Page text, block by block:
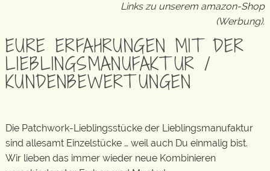
Links zu unserem amazon-Shop
(Werbung).
EURE ERFAHRUNGEN MIT DER
LIEBLINGSMANUFAKTUR /
KUNDENBEWERTUNGEN
Die Patchwork-Lieblingsstücke der Lieblingsmanufaktur
sind allesamt Einzelstücke … weil auch Du einmalig bist.
Wir lieben das immer wieder neue Kombinieren